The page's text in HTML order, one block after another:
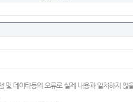
및 데이타등의 오류로 실제 내용과 일치하지